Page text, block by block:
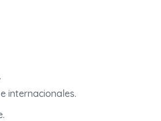
e internacionales.